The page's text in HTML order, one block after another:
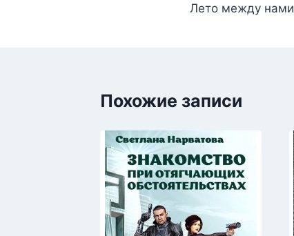
по
Лето между нами
Похожие записи